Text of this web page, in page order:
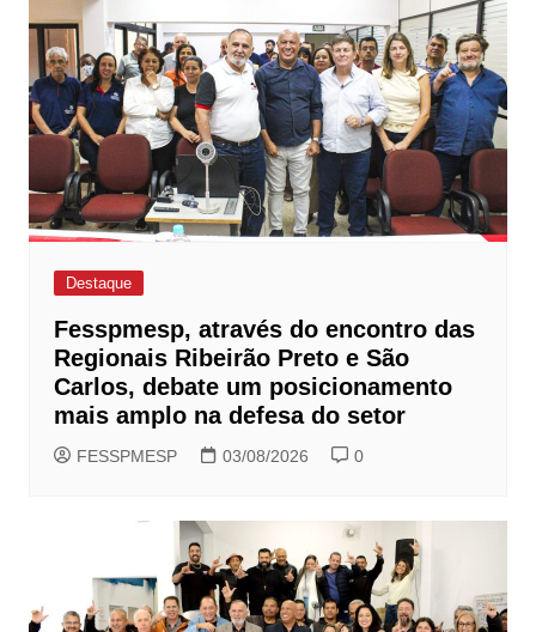
Destaque
Fesspmesp, através do encontro das
Regionais Ribeirão Preto e São
Carlos, debate um posicionamento
mais amplo na defesa do setor
FESSPMESP 03/08/2026 0